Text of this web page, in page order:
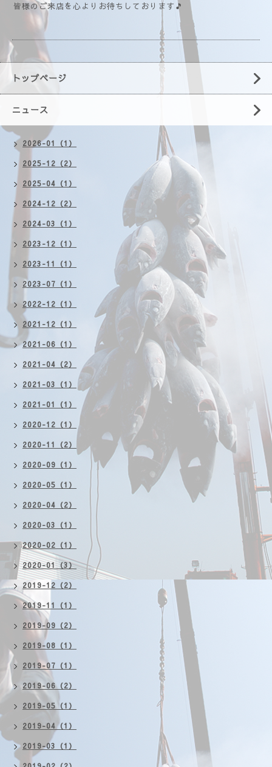
皆様のご来店を心よりお待ちしております🎵
トップページ
ニュース
2026-01（1）
2025-12（2）
2025-04（1）
2024-12（2）
2024-03（1）
2023-12（1）
2023-11（1）
2023-07（1）
2022-12（1）
2021-12（1）
2021-06（1）
2021-04（2）
2021-03（1）
2021-01（1）
2020-12（1）
2020-11（2）
2020-09（1）
2020-05（1）
2020-04（2）
2020-03（1）
2020-02（1）
2020-01（3）
2019-12（2）
2019-11（1）
2019-09（2）
2019-08（1）
2019-07（1）
2019-06（2）
2019-05（1）
2019-04（1）
2019-03（1）